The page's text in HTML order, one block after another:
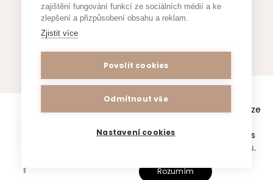
Formuláře a žádosti
Reserved 2025, ZŠ a MŠ Jestřebí /
Webové stránky www.zsjestrebi.cz
používají k poskytování služeb a analýze
Používáním tohoto webu souhlasíte s
zásadami o používání cookies.
Rozumím
zajištění fungování funkcí ze sociálních médií a ke
zlepšení a přizpůsobení obsahu a reklam.
Zjistit více
Povolit cookies
Odmítnout vše
Nastavení cookies